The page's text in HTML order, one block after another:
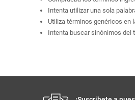
Intenta utilizar una sola
Utiliza términos genéricos en
Intenta buscar sinónimos del